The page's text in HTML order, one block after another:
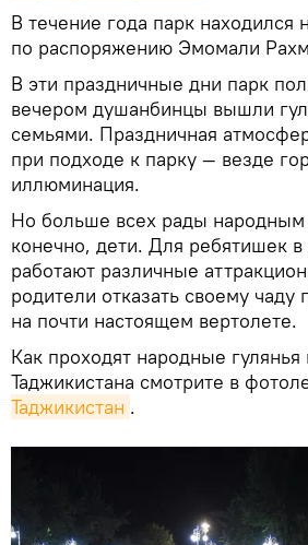
В течение года парк находился
по распоряжению Эмомали
В эти праздничные дни парк
вечером душанбинцы вышли
семьями. Праздничная
при подходе к парку — везде
иллюминация.
Но больше всех рады народным
конечно, дети. Для ребятишек в
работают различные
родители отказать своему чаду
на почти настоящем вертолете.
Как проходят народные гулянья
Таджикистана смотрите в
Таджикистан .